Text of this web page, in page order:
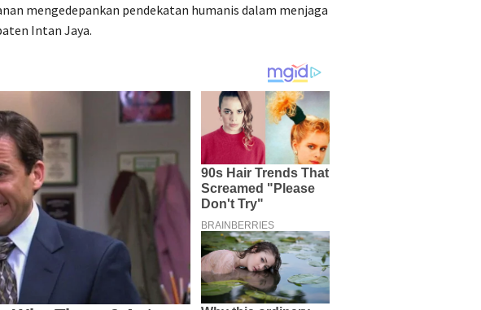
mengedepankan pendekatan humanis dalam menjaga
Intan Jaya.